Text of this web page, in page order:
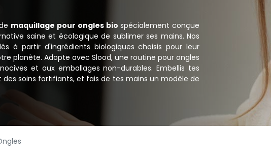
maquillage pour ongles bio spécialement conçue
saine et écologique de sublimer ses mains. Nos
à partir d'ingrédients biologiques choisis pour leur
planète. Adopte avec Slood, une routine pour ongles
et aux emballages non-durables. Embellis tes
soins fortifiants, et fais de tes mains un modèle de